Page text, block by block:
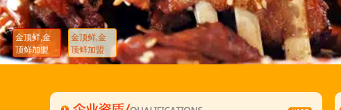
金顶鲜,金
顶鲜加盟
金顶鲜,金
顶鲜加盟